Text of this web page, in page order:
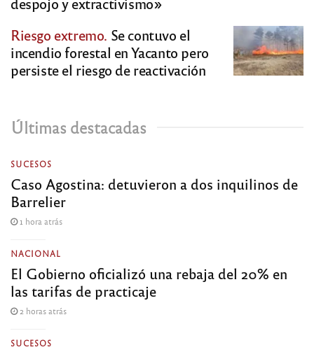
Riesgo extremo. Se contuvo el
incendio forestal en Yacanto pero
persiste el riesgo de reactivación
Últimas destacadas
SUCESOS
Caso Agostina: detuvieron a dos inquilinos de
Barrelier
1 hora atrás
NACIONAL
El Gobierno oficializó una rebaja del 20% en
las tarifas de practicaje
2 horas atrás
SUCESOS